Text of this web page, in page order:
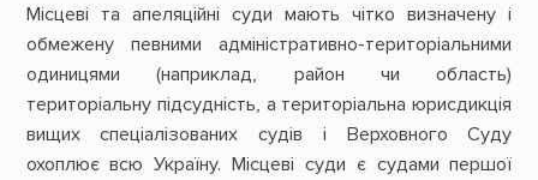
Місцеві та апеляційні суди мають чітко визначену і
обмежену певними адміністративно-територіальними
одиницями (наприклад, район чи область)
територіальну підсудність, а територіальна юрисдикція
вищих спеціалізованих судів і Верховного Суду
охоплює всю Україну. Місцеві суди є судами першої